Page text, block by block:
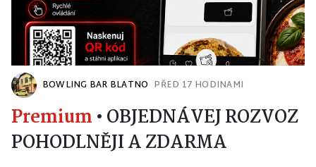
BOWLING BAR BLATNO PŘED 17 HODINAMI
Premium • OBJEDNÁVEJ ROZVOZ
POHODLNĚJI A ZDARMA